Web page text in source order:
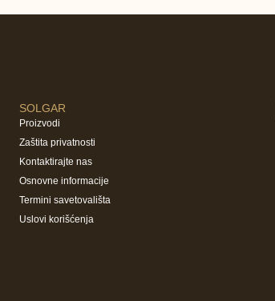
SOLGAR
Proizvodi
Zaštita privatnosti
Kontaktirajte nas
Osnovne informacije
Termini savetovališta
Uslovi korišćenja